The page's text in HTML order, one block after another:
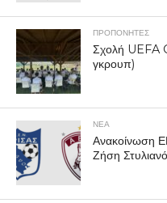
ΠΡΟΠΟΝΗΤΈΣ
Σχολή UEFA
γκρουπ)
ΝΕΑ
Ανακοίνωση
Ζήση